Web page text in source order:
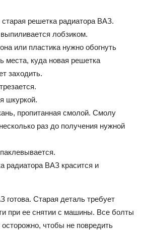
решетка радиатора ВАЗ.
лобзиком.
или пластика нужно обогнуть
места, куда новая решетка
заходить.
шкуркой.
пропитанная смолой. Смолу
раз до получения нужной
радиатора ВАЗ красится и
готова. Старая деталь требует
при ее снятии с машины. Все болты
чтобы не повредить